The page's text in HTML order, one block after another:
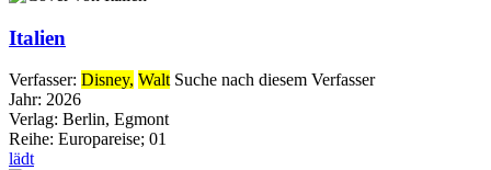
Italien
Verfasser: Disney, Walt Suche nach diesem Verfasser
Jahr: 2026
Verlag: Berlin, Egmont
Reihe: Europareise; 01
lädt